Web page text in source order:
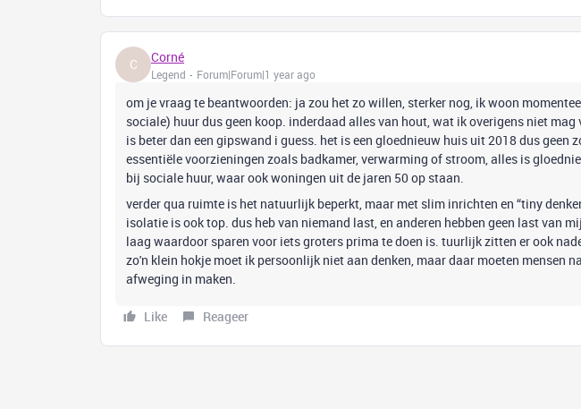
C Corné
Legend Forum|Forum|1 year ago
om je vraag te beantwoorden: ja zou het zo willen, sterker nog, ik woon
sociale) huur dus geen koop. inderdaad alles van hout, wat ik overigens niet mag
is beter dan een gipswand i guess. het is een gloednieuw huis uit 2018 dus geen
essentiële voorzieningen zoals badkamer, verwarming of stroom, alles is
bij sociale huur, waar ook woningen uit de jaren 50 op staan.
verder qua ruimte is het natuurlijk beperkt, maar met slim inrichten en “tiny
isolatie is ook top. dus heb van niemand last, en anderen hebben geen last van
laag waardoor sparen voor iets groters prima te doen is. tuurlijk zitten er ook
zo'n klein hokje moet ik persoonlijk niet aan denken, maar daar moeten mensen
afweging in maken.
Like Reageer